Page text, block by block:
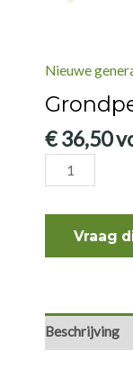
Nieuwe
€36,50
Grondpen
(vierkant)
Vraag
Beschrijving